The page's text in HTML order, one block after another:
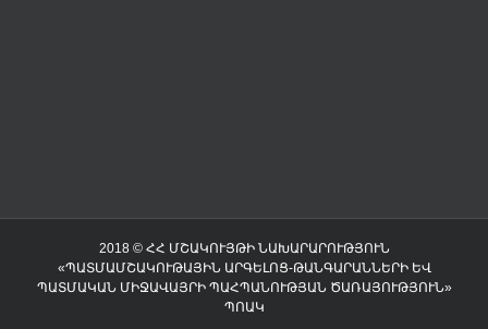
2018 © ՀՀ ՄՇԱԿՈՒՅԹԻ ՆԱԽԱՐԱՐՈՒԹՅՈՒՆ
«ՊԱՏՄԱՄՇԱԿՈՒԹԱՅԻՆ ԱՐԳԵԼՈՑ-ԹԱՆԳԱՐԱՆՆԵՐԻ ԵՎ
ՊԱՏՄԱԿԱՆ ՄԻՋԱՎԱՅՐԻ ՊԱՀՊԱՆՈՒԹՅԱՆ ԾԱՌԱՅՈՒԹՅՈՒՆ»
ՊՈԱԿ